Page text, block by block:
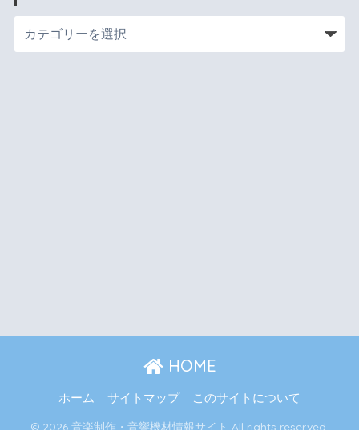
HOME
ホーム サイトマップ このサイトについて
© 2026 音楽制作・音響機材情報サイト All rights reserved.